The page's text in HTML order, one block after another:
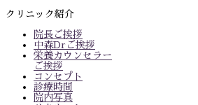
クリニック紹介
院長ご挨拶
中森Drご挨拶
栄養カウンセラー
ご挨拶
コンセプト
診療時間
院内写真